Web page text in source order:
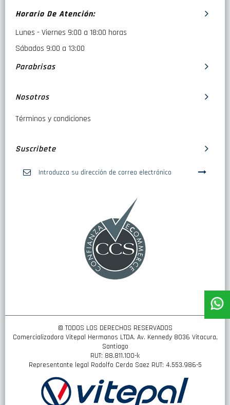
Horario De Atención:
Lunes - Viernes 9:00 a 18:00 horas
Sábados 9:00 a 13:00
Parabrisas
Nosotros
Términos y condiciones
Suscribete
© TODOS LOS DERECHOS RESERVADOS
Comercializadora Vitepal Hermanos LTDA. Av. Kennedy 8036 Vitacura,
Santiago
RUT: 88.811.100-k
Representante legal Rodolfo Cerda Saez RUT: 4.553.986-5